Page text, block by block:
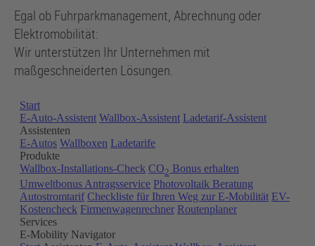
Egal ob Fuhrparkmanagement, Abrechnung oder
Elektromobilität:
Wir unterstützen Ihr Unternehmen mit
maßgeschneiderten Lösungen.